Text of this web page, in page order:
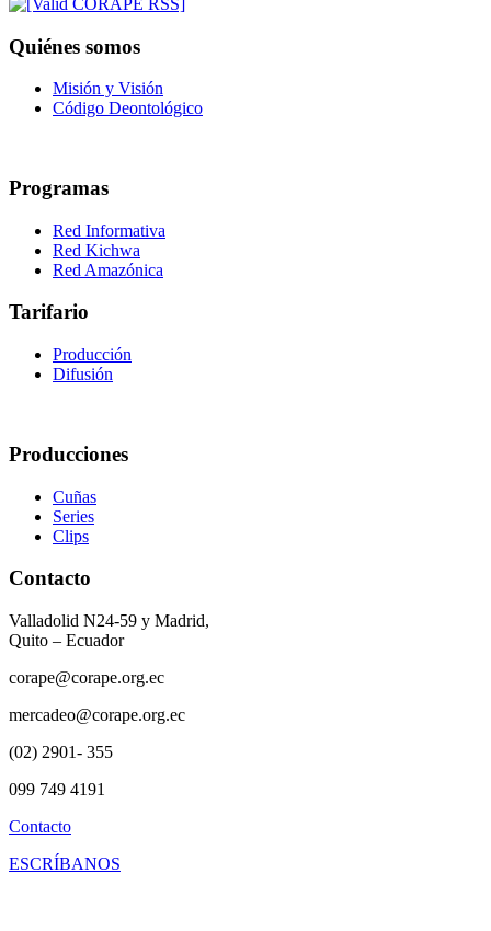
Quiénes somos
Misión y Visión
Código Deontológico
Programas
Red Informativa
Red Kichwa
Red Amazónica
Tarifario
Producción
Difusión
Producciones
Cuñas
Series
Clips
Contacto
Valladolid N24-59 y Madrid,
Quito – Ecuador
corape@corape.org.ec
mercadeo@corape.org.ec
(02) 2901- 355
099 749 4191
Contacto
ESCRÍBANOS